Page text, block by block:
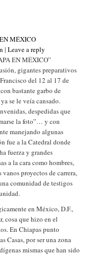
MÉXICO
| Leave a reply
EN MÉXICO”
gigantes preparativos
del 12 al 17 de
bastante garbo de
se le veía cansado.
despedidas que
la foto”… y con
manejando algunas
fue a la Catedral donde
fuerza y grandes
a la cara como hombres,
proyectos de carrera,
comunidad de testigos
en México, D.F.,
cosa que hizo en el
En Chiapas punto
Casas, por ser una zona
mismas que han sido